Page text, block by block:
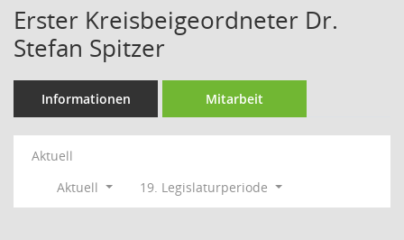
Erster Kreisbeigeordneter Dr.
Stefan Spitzer
Informationen Mitarbeit
Aktuell
Aktuell
19. Legislaturperiode